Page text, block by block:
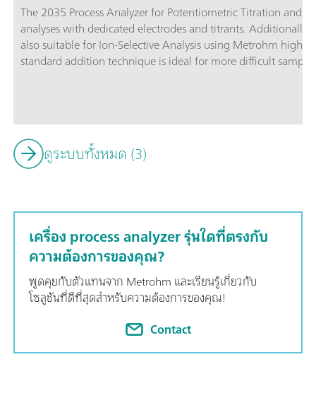
The 2035 Process Analyzer for Potentiometric Titration and
analyses with dedicated electrodes and titrants. Additionally,
also suitable for Ion-Selective Analysis using Metrohm high
standard addition technique is ideal for more difficult
concentrations in plating baths.Titration is one of the most
today. The technique is straightforward with no need for
this configuration:Potentiometric titration; Colorimetric
determination based on the Karl Fischer titration method;
ดูระบบทั้งหมด (3)
เครื่อง process analyzer รุ่นใดที่ตรงกับ
ความต้องการของคุณ?
พูดคุยกับตัวแทนจาก Metrohm และเรียนรู้เกี่ยวกับ
โซลูชันที่ดีที่สุดสำหรับความต้องการของคุณ!
Contact